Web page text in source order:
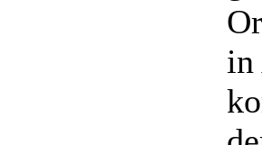
in